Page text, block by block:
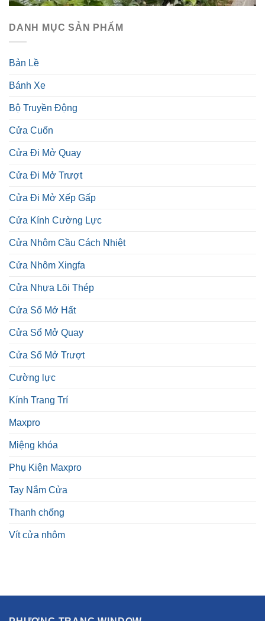
DANH MỤC SẢN PHẨM
Bản Lề
Bánh Xe
Bộ Truyền Động
Cửa Cuốn
Cửa Đi Mở Quay
Cửa Đi Mở Trượt
Cửa Đi Mở Xếp Gấp
Cửa Kính Cường Lực
Cửa Nhôm Cầu Cách Nhiệt
Cửa Nhôm Xingfa
Cửa Nhựa Lõi Thép
Cửa Sổ Mở Hất
Cửa Sổ Mở Quay
Cửa Sổ Mở Trượt
Cường lực
Kính Trang Trí
Maxpro
Miệng khóa
Phụ Kiện Maxpro
Tay Nắm Cửa
Thanh chống
Vít cửa nhôm